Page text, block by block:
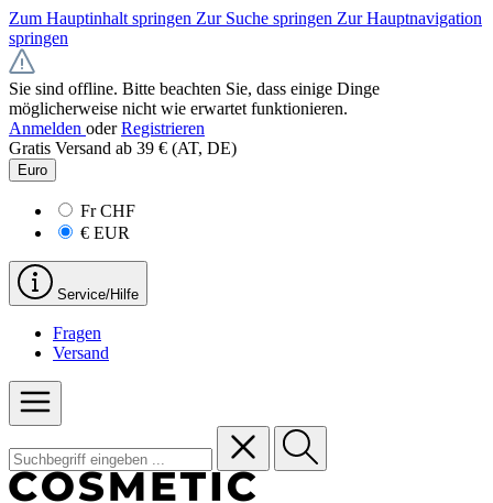
Zum Hauptinhalt springen Zur Suche springen Zur Hauptnavigation
springen
Sie sind offline. Bitte beachten Sie, dass einige Dinge
möglicherweise nicht wie erwartet funktionieren.
Anmelden oder Registrieren
Gratis Versand ab 39 € (AT, DE)
Euro
FrCHF
€ EUR
Service/Hilfe
Fragen
Versand